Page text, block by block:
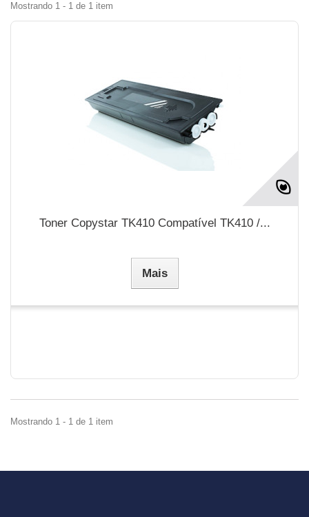
Mostrando 1 - 1 de 1 item
Toner Copystar TK410 Compatível TK410 /...
Mais
Mostrando 1 - 1 de 1 item